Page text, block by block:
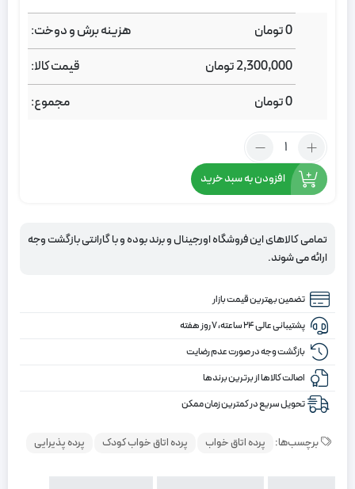
هزینه برش و دوخت: 0تومان
قیمت کالا:
2,300,000تومان
مجموع:
0تومان
تعداد:
پرده
مخمل
هازان
خردلی
افزودن به سبد خرید
تمامی کالاهای این فروشگاه اورجینال و برند بوده و با گارانتی بازگشت وجه
ارائه می شوند.
تضمین بهترین قیمت بازار
پشتیبانی عالی ۲۴ ساعته، ۷ روز هفته
بازگشت وجه در صورت عدم رضایت
اصالت کالاها از برترین برندها
تحویل سریع در کمترین زمان ممکن
برچسب‌ها: پرده اتاق خواب پرده اتاق خواب کودک پرده پذیرایی